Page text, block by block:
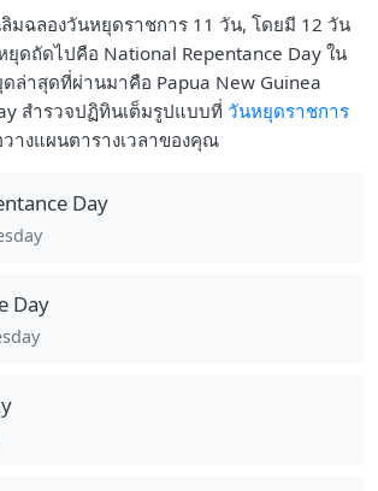
มฉลองวันหยุดราชการ 11 วัน, โดยมี 12 วัน
ดถัดไปคือ National Repentance Day ใน
ล่าสุดที่ผ่านมาคือ Papua New Guinea
สำรวจปฏิทินเต็มรูปแบบที่ วันหยุดราชการ
วางแผนตารางเวลาของคุณ
Day
Day